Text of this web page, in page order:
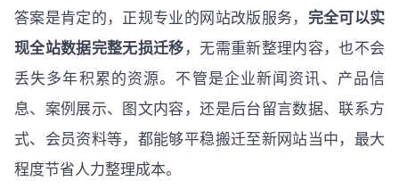
答案是肯定的，正规专业的网站改版服务， 完全可以实
现全站数据完整无损迁移 ，无需重新整理内容，也不会
丢失多年积累的资源。不管是企业新闻资讯、产品信
息、案例展示、图文内容，还是后台留言数据、联系方
式、会员资料等，都能够平稳搬迁至新网站当中，最大
程度节省人力整理成本。